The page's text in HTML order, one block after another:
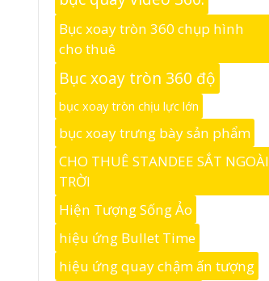
Bục xoay tròn 360 chụp hình
cho thuê
Bục xoay tròn 360 độ
bục xoay tròn chịu lực lớn
bục xoay trưng bày sản phẩm
CHO THUÊ STANDEE SẮT NGOÀI
TRỜI
Hiện Tượng Sống Ảo
hiệu ứng Bullet Time
hiệu ứng quay chậm ấn tượng